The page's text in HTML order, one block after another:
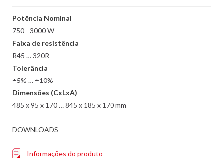
Potência Nominal
750 - 3000 W
Faixa de resistência
R45 … 320R
Tolerância
±5% … ±10%
Dimensões (CxLxA)
485 x 95 x 170 … 845 x 185 x 170 mm
DOWNLOADS
Informações do produto